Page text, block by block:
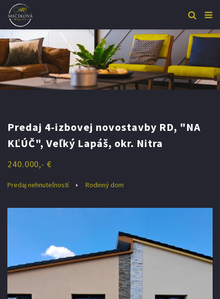
Predaj 4-izbovej novostavby RD, "NA
KĽÚČ", Veľký Lapáš, okr. Nitra
240.000,- €
Predaj nehnuteľností Rodinný dom